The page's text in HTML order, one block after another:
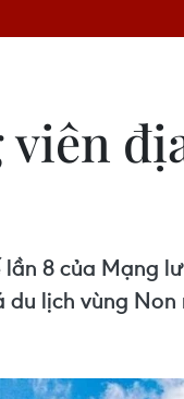
8 của Mạng
du lịch vùng Non